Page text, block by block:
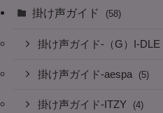
掛け声ガイド (58)
掛け声ガイド-（G）I-DLE
掛け声ガイド-aespa (5)
掛け声ガイド-ITZY (4)